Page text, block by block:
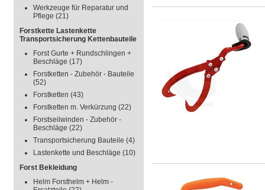
Werkzeuge für Reparatur und
Pflege (21)
Forstkette Lastenkette
Transportsicherung Kettenbauteile
Forst Gurte + Rundschlingen +
Beschläge (17)
Forstketten - Zubehör - Bauteile
(52)
Forstketten (43)
Forstketten m. Verkürzung (22)
Forstseilwinden - Zubehör -
Beschläge (22)
Transportsicherung Bauteile (4)
Lastenkette und Beschläge (10)
Forst Bekleidung
Helm Forsthelm + Helm -